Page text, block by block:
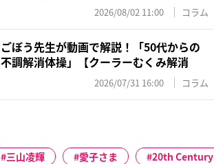
2026/08/02 11:00 コラム
ごぼう先生が動画で解説！「50代からの
不調解消体操」【クーラーむくみ解消
2026/07/31 16:00 コラム
三山凌輝 愛子さま 20th Century